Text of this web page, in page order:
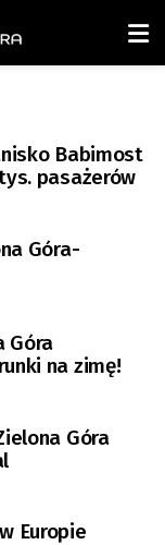
Babimost
pasażerów
Góra-
Góra
na zimę!
Góra
Europie